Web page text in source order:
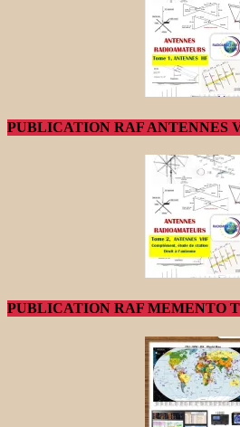
PUBLICATION RAF ANTENNES
PUBLICATION RAF MEMENTO